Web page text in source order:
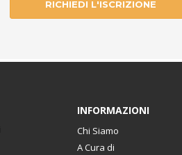
RICHIEDI L'ISCRIZIONE
INFORMAZIONI
Chi Siamo
A Cura di